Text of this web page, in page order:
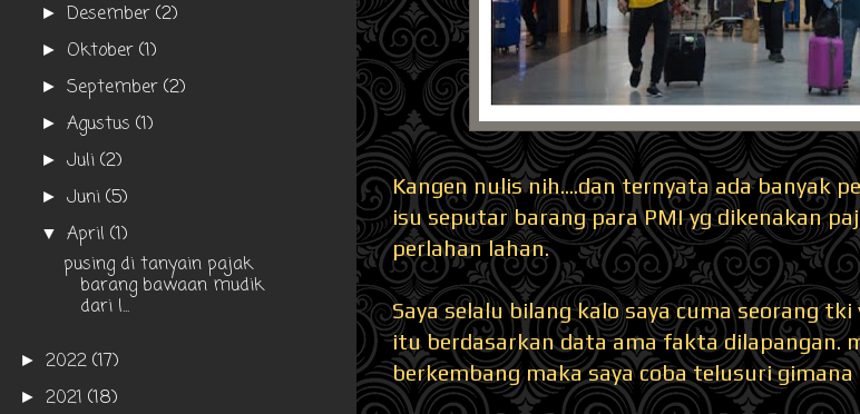
Kangen nulis nih....dan ternyata ada banyak
isu seputar barang para PMI yg dikenakan
perlahan lahan.
Saya selalu bilang kalo saya cuma seorang
itu berdasarkan data ama fakta dilapangan.
berkembang maka saya coba telusuri
►Desember(2)
► Oktober(1)
►September(2)
►Agustus(1)
►Juli(2)
►Juni(5)
▼April(1)
pusing di tanyain pajak
barang bawaan mudik
dari l...
► 2022 (17)
► 2021 (18)